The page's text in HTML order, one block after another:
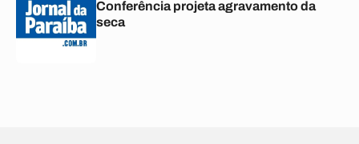
Conferência projeta agravamento da
seca